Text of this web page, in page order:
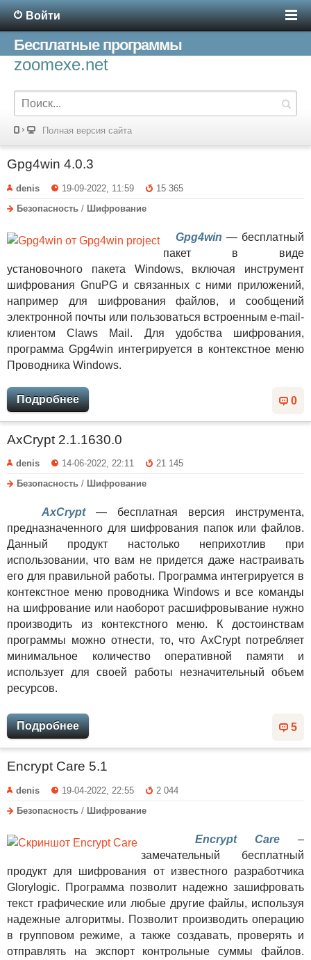
Войти
Бесплатные программы
zoomexe.net
Полная версия сайта
Gpg4win 4.0.3
denis 19-09-2022, 11:59
15 365
Безопасность / Шифрование
Gpg4win — бесплатный
пакет в виде
установочного пакета Windows, включая инструмент
шифрования GnuPG и связанных с ними приложений,
например для шифрования файлов, и сообщений
электронной почты или пользоваться встроенным e-mail-
клиентом Claws Mail. Для удобства шифрования,
программа Gpg4win интегрируется в контекстное меню
Проводника Windows.
0
Подробнее
AxCrypt 2.1.1630.0
denis 14-06-2022, 22:11
21 145
Безопасность / Шифрование
AxCrypt— бесплатная версия инструмента,
предназначенного для шифрования папок или файлов.
Данный продукт настолько неприхотлив при
использовании, что вам не придется даже настраивать
его для правильной работы. Программа интегрируется в
контекстное меню проводника Windows и все команды
на шифрование или наоборот расшифровывание нужно
производить из контекстного меню. К достоинствам
программы можно отнести, то, что AxCrypt потребляет
минимальное количество оперативной памяти и
использует для своей работы незначительный объем
ресурсов.
5
Подробнее
Encrypt Care 5.1
denis 19-04-2022, 22:55
2 044
Безопасность / Шифрование
Encrypt Care –
замечательный бесплатный
продукт для шифрования от известного разработчика
Glorylogic. Программа позволит надежно зашифровать
текст графические или любые другие файлы, используя
надежные алгоритмы. Позволит производить операцию
в групповом режиме, а также создавать, проверять и
отправлять на экспорт контрольные суммы файлов.